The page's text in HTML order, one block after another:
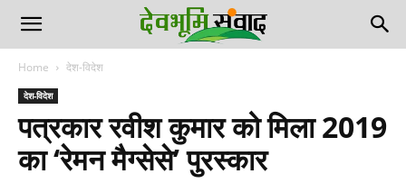
Home देश-विदेश
देश-विदेश
पत्रकार रवीश कुमार को मिला 2019
का ‘रेमन मैग्सेसे’ पुरस्कार